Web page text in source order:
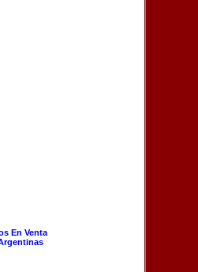
En Venta